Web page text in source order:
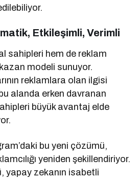
Etkileşimli, Verimli
sahipleri hem de reklam
modeli sunuyor.
reklamlara olan ilgisi
alanda erken davranan
büyük avantaj elde
bu yeni çözümü,
yeniden şekillendiriyor.
yapay zekanın isabetli